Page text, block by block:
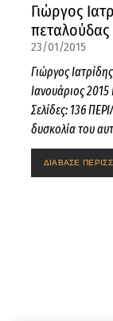
Γιώργος
πεταλούδας
23/01/2015
Γιώργος
Ιανουάριος
Σελίδες: 136
δυσκολία του
ΔΙΑΒΑΣΕ